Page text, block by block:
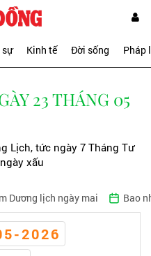
sự Kinh tế Đời sống Pháp
23 THÁNG 05
Lịch, tức ngày 7 Tháng Tư
xấu
Dương lịch ngày mai Bao
2026